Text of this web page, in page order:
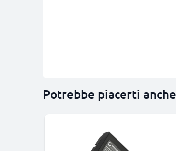
Potrebbe piacerti anche